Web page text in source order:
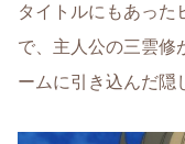
タイトルにもあった
で、主人公の三雲修
ームに引き込んだ隠